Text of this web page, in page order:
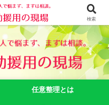
合事務所にご相談下さい。 東京都
ル新宿４階 TEL:03-3356-3750
任意整理とは
検索